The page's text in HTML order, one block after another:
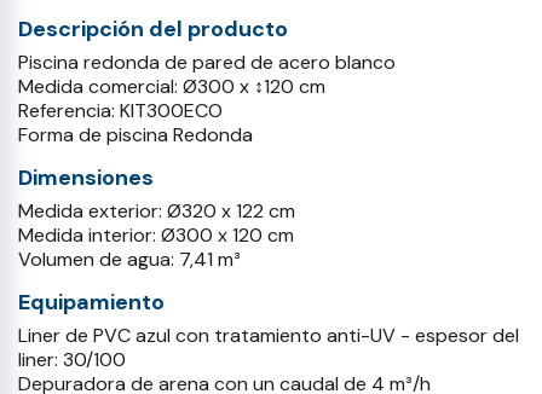
Descripción del producto
Piscina redonda de pared de acero blanco
Medida comercial: Ø300 x ↕120 cm
Referencia: KIT300ECO
Forma de piscina Redonda
Dimensiones
Medida exterior: Ø320 x 122 cm
Medida interior: Ø300 x 120 cm
Volumen de agua: 7,41 m³
Equipamiento
Liner de PVC azul con tratamiento anti-UV - espesor del
liner: 30/100
Depuradora de arena con un caudal de 4 m³/h